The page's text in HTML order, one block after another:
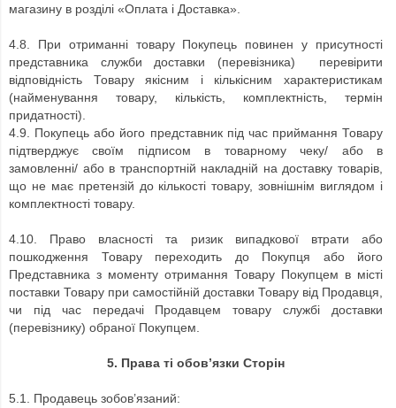
магазину в розділі «Оплата і Доставка».
4.8.
При отриманні товару Покупець повинен у присутності
представника служби доставки (перевізника) перевірити
відповідність Товару якісним і кількісним характеристикам
(найменування товару, кількість, комплектність, термін
придатності).
4.9.
Покупець або його представник під час приймання Товару
підтверджує своїм підписом в товарному чеку/ або в
замовленні/ або в транспортній накладній на доставку товарів,
що не має претензій до кількості товару, зовнішнім виглядом і
комплектності товару.
4.10. Право власності та ризик випадкової втрати або
пошкодження Товару переходить до Покупця або його
Представника з моменту отримання Товару Покупцем в місті
поставки Товару при самостійній доставки Товару від Продавця,
чи під час передачі Продавцем товару службі доставки
(перевізнику) обраної Покупцем.
5. Права ті обов’язки Сторін
5.1. Продавець зобов’язаний: